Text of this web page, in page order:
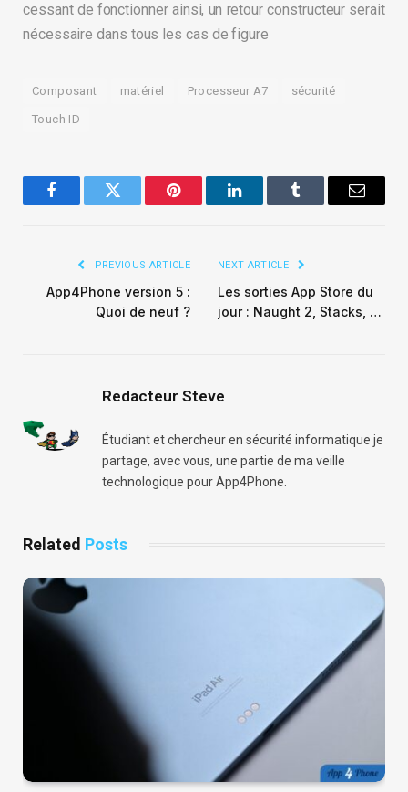
cessant de fonctionner ainsi, un retour constructeur serait
nécessaire dans tous les cas de figure
Composant matériel Processeur A7 sécurité
Touch ID
FacebookTwitter Pinterest LinkedInTumblr Email
PREVIOUS ARTICLE
App4Phone version 5 :
Quoi de neuf ?
NEXT ARTICLE
Les sorties App Store du
jour : Naught 2, Stacks, …
Redacteur Steve
Étudiant et chercheur en sécurité informatique je
partage, avec vous, une partie de ma veille
technologique pour App4Phone.
Related Posts